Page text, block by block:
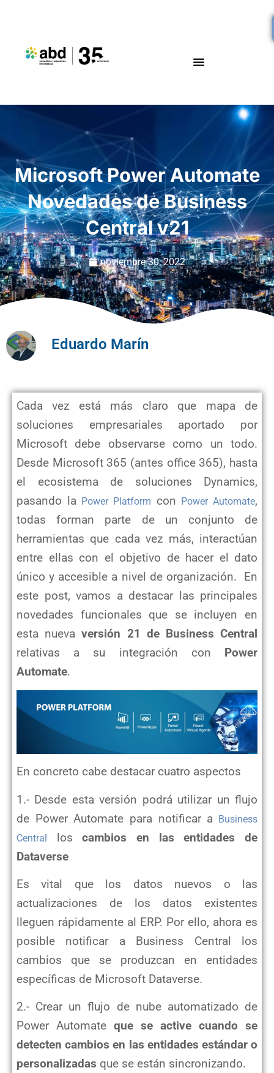
Microsoft Power Automate
Novedades de Business
Central v21
noviembre 30, 2022
Eduardo Marín
Cada vez está más claro que mapa de
soluciones empresariales aportado por
Microsoft debe observarse como un todo.
Desde Microsoft 365 (antes office 365), hasta
el ecosistema de soluciones Dynamics,
pasando la Power Platform con Power Automate,
todas forman parte de un conjunto de
herramientas que cada vez más, interactúan
entre ellas con el objetivo de hacer el dato
único y accesible a nivel de organización. En
este post, vamos a destacar las principales
novedades funcionales que se incluyen en
esta nuevaversión 21 de Business Central
relativas a su integración con
Power
Automate.
En concreto cabe destacar cuatro aspectos
1.- Desde esta versión podrá utilizar un flujo
de Power Automate para notificar a Business
Central
los cambios en las entidades de
Dataverse
Es vital que los datos nuevos o las
actualizaciones de los datos existentes
lleguen rápidamente al ERP. Por ello, ahora es
posible notificar a Business Central los
cambios que se produzcan en entidades
específicas de Microsoft Dataverse.
2.- Crear un flujo de nube automatizado de
Power Automate que se active cuando se
detecten cambios en las entidades estándar o
personalizadas que se están sincronizando.